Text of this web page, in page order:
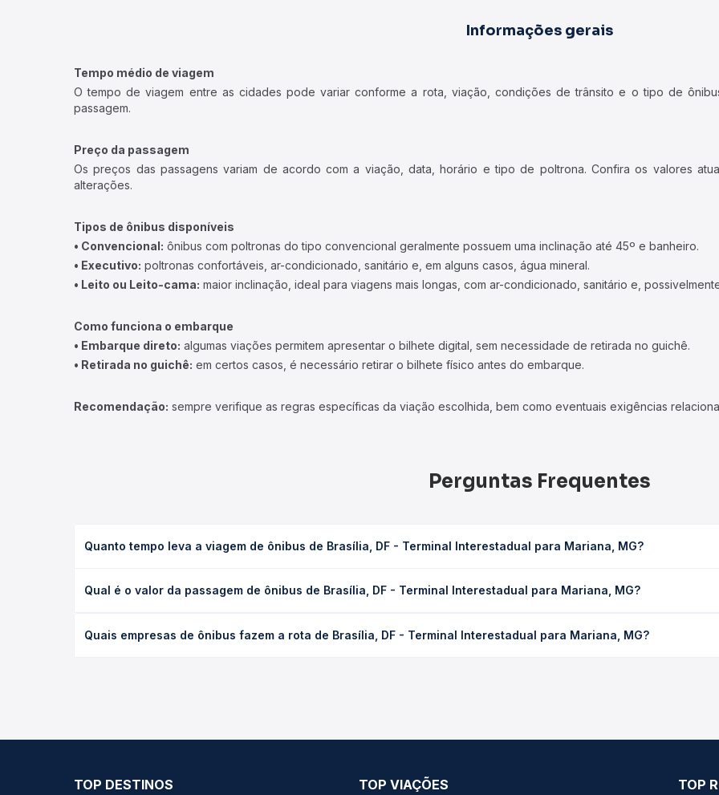
Informações gerais
Tempo médio de viagem
O tempo de viagem entre as cidades pode variar conforme a rota, viação, condições de trânsito e o tipo de
passagem.
Preço da passagem
Os preços das passagens variam de acordo com a viação, data, horário e tipo de poltrona. Confira os valores
alterações.
Tipos de ônibus disponíveis
• Convencional: ônibus com poltronas do tipo convencional geralmente possuem uma inclinação até 45º e banheiro.
• Executivo: poltronas confortáveis, ar-condicionado, sanitário e, em alguns casos, água mineral.
• Leito ou Leito-cama: maior inclinação, ideal para viagens mais longas, com ar-condicionado, sanitário e,
Como funciona o embarque
• Embarque direto: algumas viações permitem apresentar o bilhete digital, sem necessidade de retirada no guichê.
• Retirada no guichê: em certos casos, é necessário retirar o bilhete físico antes do embarque.
Recomendação: sempre verifique as regras específicas da viação escolhida, bem como eventuais exigências
Perguntas Frequentes
Quanto tempo leva a viagem de ônibus de Brasília, DF - Terminal Interestadual para Mariana, MG?
(convencional, executivo ou leito) e as condições de tráfego. Na Quero Passagem você consulta os horários
Qual é o valor da passagem de ônibus de Brasília, DF - Terminal Interestadual para Mariana, MG?
de poltrona e a antecedência da compra. Na Quero Passagem você compara os preços de todas as viações em
Quais empresas de ônibus fazem a rota de Brasília, DF - Terminal Interestadual para Mariana, MG?
TOP DESTINOS TOP VIAÇÕES TOP